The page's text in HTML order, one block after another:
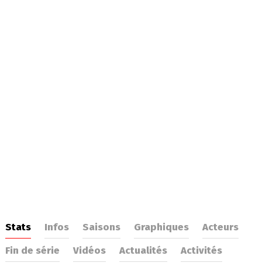
Stats Infos Saisons Graphiques
Acteurs
Fin de série
Vidéos Actualités
Activités